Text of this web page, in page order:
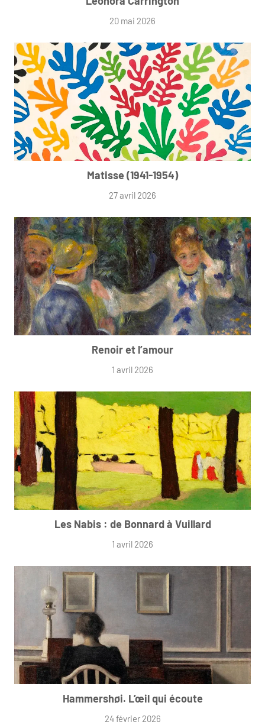
20 mai 2026
Matisse (1941-1954)
27 avril 2026
Renoir et l’amour
1 avril 2026
Les Nabis : de Bonnard à Vuillard
1 avril 2026
Hammershøi. L’œil qui écoute
24 février 2026